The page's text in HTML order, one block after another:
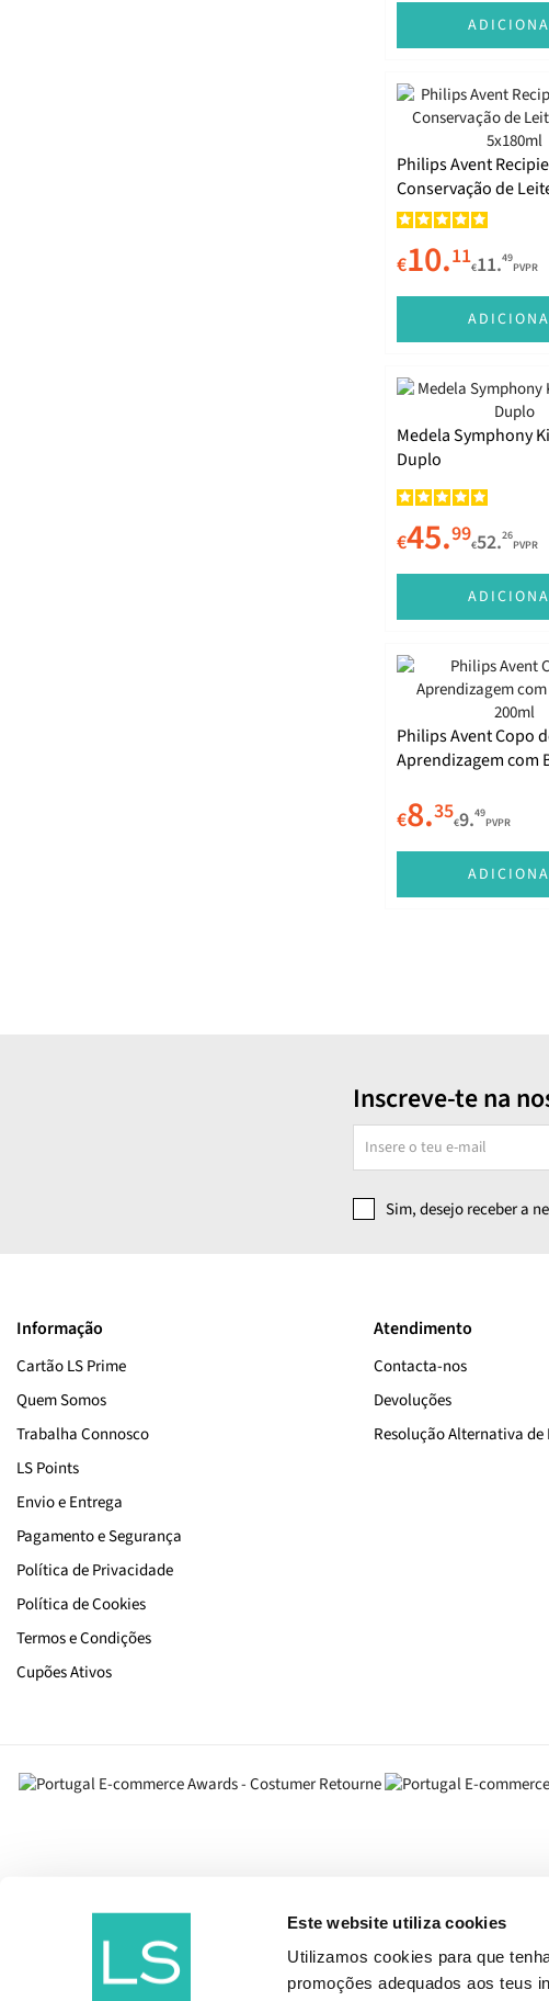
Este website utiliza cookies
Utilizamos cookies para que
promoções adequados aos teus
Philips Avent
Conservação de Leite Materno
5x180ml
€10.11€11.49
PVPR
Medela Symphony
Duplo
€45.99€52.26
PVPR
Philips Avent Copo
Aprendizagem com
€8.35€9.49
PVPR
Inscreve-te na
Sim, desejo receber a
Informação
Cartão LS Prime
Quem Somos
Trabalha Connosco
LS Points
Envio e Entrega
Pagamento e Segurança
Política de Privacidade
Política de Cookies
Termos e Condições
Cupões Ativos
Atendimento
Contacta-nos
Devoluções
Resolução Alternativa